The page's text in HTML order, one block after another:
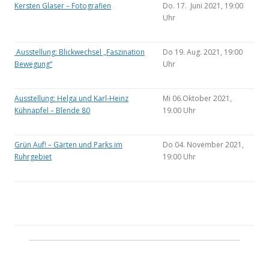
Kersten Glaser – Fotografien
Do. 17. Juni 2021, 19:00
Uhr
Ausstellung: Blickwechsel „Faszination
Bewegung“
Do 19. Aug. 2021, 19:00
Uhr
Ausstellung: Helga und Karl-Heinz
Kühnapfel – Blende 80
Mi 06.Oktober 2021,
19.00 Uhr
Grün Auf! – Gärten und Parks im
Ruhrgebiet
Do 04. November 2021,
19:00 Uhr